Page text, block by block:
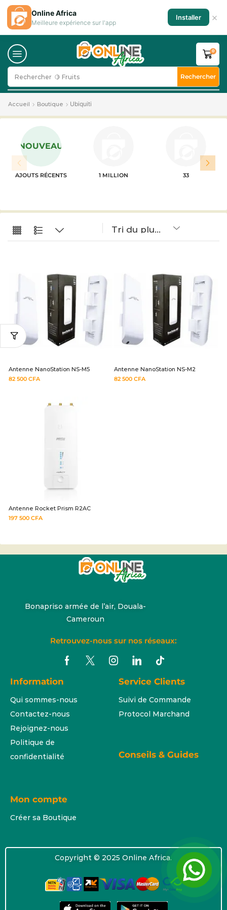
Rechercher 🍋 Fruits Rechercher
0
Accueil Boutique Ubiquiti
NOUVEAU
AJOUTS RÉCENTS 1 MILLION 33
Antenne NanoStation NS-M5
82 500 CFA
Antenne NanoStation NS-M2
82 500 CFA
Antenne Rocket Prism R2AC
197 500 CFA
Bonapriso armée de l’air, Douala-
Cameroun
Retrouvez-nous sur nos réseaux:
Information
Qui sommes-nous
Contactez-nous
Rejoignez-nous
Politique de
confidentialité
Service Clients
Suivi de Commande
Protocol Marchand
Conseils & Guides
Mon compte
Créer sa Boutique
Copyright © 2025 Online Africa.
Online Africa
Meilleure expérience sur l'app
Installer ×